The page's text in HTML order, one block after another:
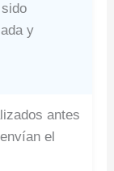
y
antes
el